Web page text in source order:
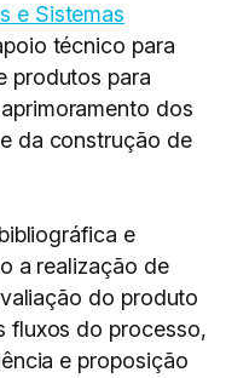
e Sistemas
técnico para
produtos para
dos
da construção de
e
a realização de
do produto
fluxos do processo,
e proposição